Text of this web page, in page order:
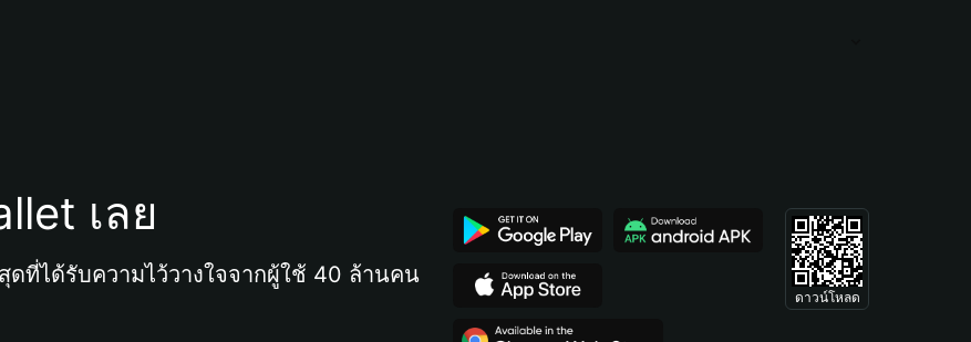
เลย
ที่ได้รับความไว้วางใจจากผู้ใช้ 40 ล้านคน
ดาวน์โหลด